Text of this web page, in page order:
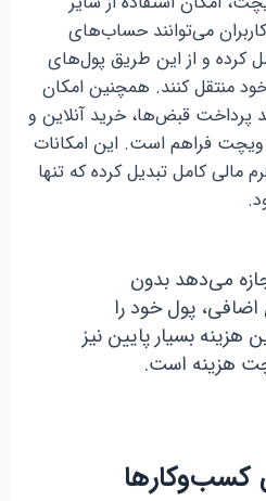
می‌توانند حساب‌های
کرده و از این طریق پول‌های
منتقل کنند. همچنین امکان
پرداخت قبض‌ها، خرید آنلاین و
فراهم است. این امکانات
مالی کامل تبدیل کرده که تنها
می‌دهد بدون
پول خود را
هزینه بسیار پایین نیز
هزینه است.
کسب‌وکارها